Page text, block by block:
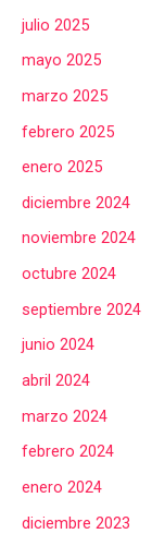
julio 2025
mayo 2025
marzo 2025
febrero 2025
enero 2025
diciembre 2024
noviembre 2024
octubre 2024
septiembre 2024
junio 2024
abril 2024
marzo 2024
febrero 2024
enero 2024
diciembre 2023